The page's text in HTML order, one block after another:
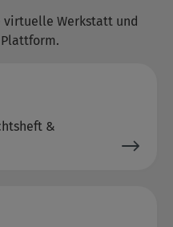
virtuelle Werkstatt und
&